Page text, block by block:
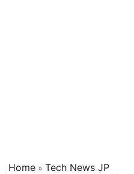
Home » Tech News JP